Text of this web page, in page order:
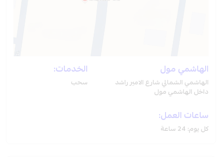
الهاشمي مول
الهاشمي الشمالي شارع الامير راشد
داخل الهاشمي مول
الخدمات:
سحب
ساعات العمل:
كل يوم: 24 ساعة